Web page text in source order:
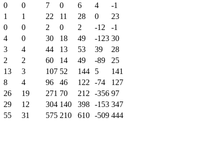
0 0 7 0 6 4
-1
1 1 22 11 28 0
23
0 0 2 0 2 -12
-1
4 0 30 18 49 -123 30
3 4 44 13 53 39
28
2 2 60 14 49 -89
25
13 3 107 52 144 5
141
8 4 96 46 122 -74
127
26 19 271 70 212 -356 97
29 12 304 140 398 -153 347
55 31 575 210 610 -509 444